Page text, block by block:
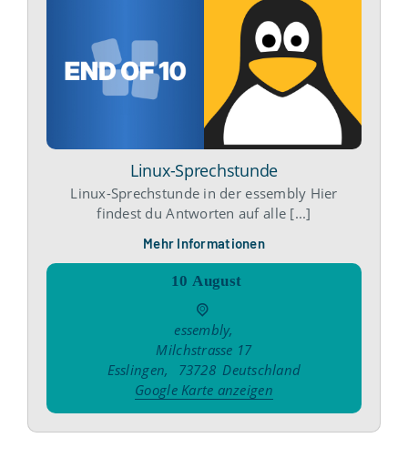
Linux-Sprechstunde
Linux-Sprechstunde in der essembly Hier
findest du Antworten auf alle [...]
Mehr Informationen
10 August
essembly,
Milchstrasse 17
Esslingen, 73728 Deutschland
Google Karte anzeigen